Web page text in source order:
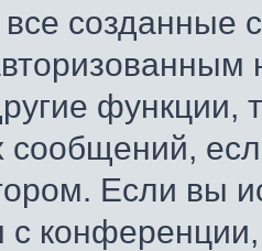
созданные
функции,
сообщений,
Если вы